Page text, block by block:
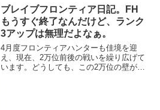
ブレイブフロンティア日記。FH
もうすぐ終了なんだけど、ランク
3アップは無理だよなぁ。
4月度フロンティアハンターも佳境を迎
え、現在、2万位前後の戦いを繰り広げて
います。どうしても、この2万位の壁が超